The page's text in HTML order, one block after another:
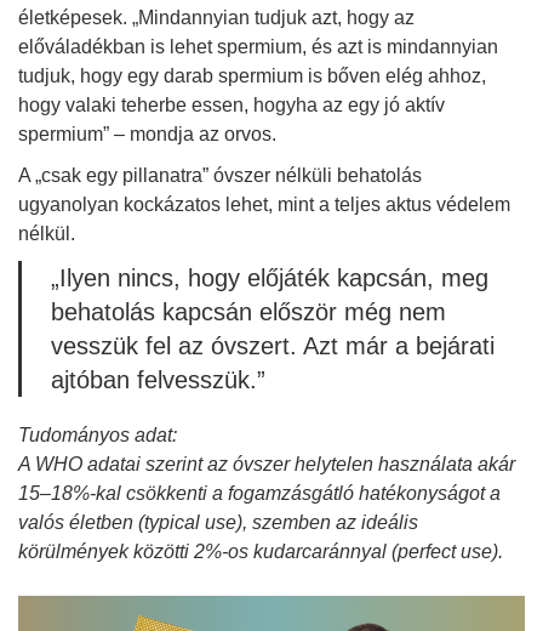
életképesek. „Mindannyian tudjuk azt, hogy az
előváladékban is lehet spermium, és azt is mindannyian
tudjuk, hogy egy darab spermium is bőven elég ahhoz,
hogy valaki teherbe essen, hogyha az egy jó aktív
spermium” – mondja az orvos.
A „csak egy pillanatra” óvszer nélküli behatolás
ugyanolyan kockázatos lehet, mint a teljes aktus védelem
nélkül.
„Ilyen nincs, hogy előjáték kapcsán, meg
behatolás kapcsán először még nem
vesszük fel az óvszert. Azt már a bejárati
ajtóban felvesszük.”
Tudományos adat:
A WHO adatai szerint az óvszer helytelen használata akár
15–18%-kal csökkenti a fogamzásgátló hatékonyságot a
valós életben (typical use), szemben az ideális
körülmények közötti 2%-os kudarcaránnyal (perfect use).